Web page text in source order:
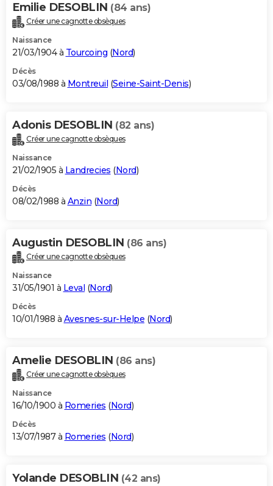
Emilie DESOBLIN (84 ans)
Créer une cagnotte obsèques
Naissance
21/03/1904 à Tourcoing (Nord)
Décès
03/08/1988 à Montreuil (Seine-Saint-Denis)
Adonis DESOBLIN (82 ans)
Créer une cagnotte obsèques
Naissance
21/02/1905 à Landrecies (Nord)
Décès
08/02/1988 à Anzin (Nord)
Augustin DESOBLIN (86 ans)
Créer une cagnotte obsèques
Naissance
31/05/1901 à Leval (Nord)
Décès
10/01/1988 à Avesnes-sur-Helpe (Nord)
Amelie DESOBLIN (86 ans)
Créer une cagnotte obsèques
Naissance
16/10/1900 à Romeries (Nord)
Décès
13/07/1987 à Romeries (Nord)
Yolande DESOBLIN (42 ans)